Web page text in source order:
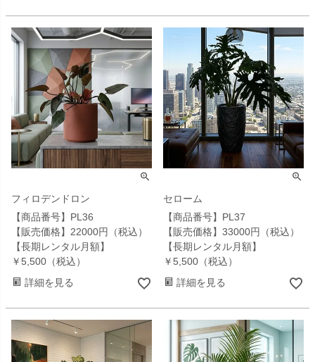
フィロデンドロン
【商品番号】PL36
【販売価格】22000円（税込）
【長期レンタル月額】
￥5,500（税込）
詳細を見る
セローム
【商品番号】PL37
【販売価格】33000円（税込）
【長期レンタル月額】
￥5,500（税込）
詳細を見る